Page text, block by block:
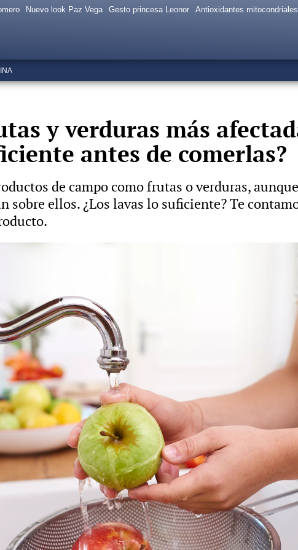
Nuevo look Paz Vega Gesto princesa Leonor Antioxidantes mitocondriales
y verduras más
antes de comerlas?
de campo como frutas o verduras,
sobre ellos. ¿Los lavas lo suficiente? Te
WhatsappFacebook
X